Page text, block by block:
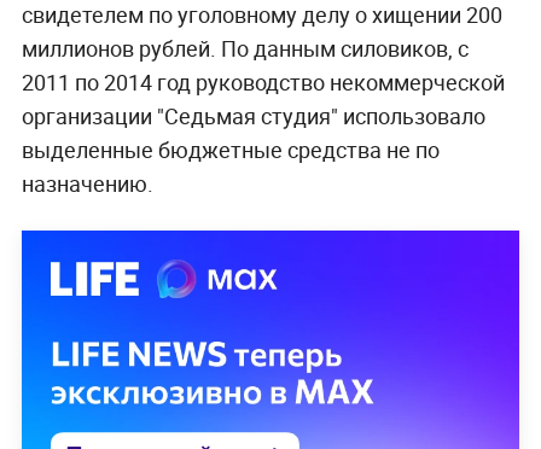
свидетелем по уголовному делу о хищении 200
миллионов рублей. По данным силовиков, с
2011 по 2014 год руководство некоммерческой
организации "Седьмая студия" использовало
выделенные бюджетные средства не по
назначению.